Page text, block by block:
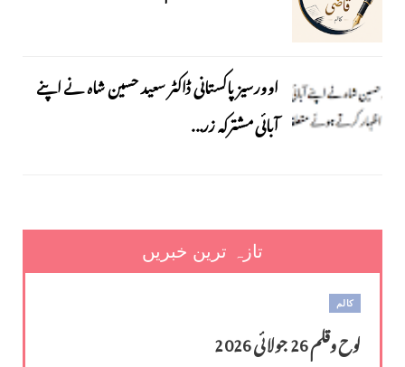
اوورسیز پاکستانی ڈاکٹر سعید حسین شاہ نے اپنے
آبائی مشترکہ زر...
تازہ ترین خبریں
کالم
لوح وقلم 26 جولائی 2026